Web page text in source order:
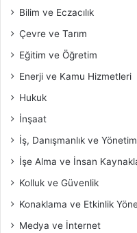
Bilim ve Eczacılık
Çevre ve Tarım
Eğitim ve Öğretim
Enerji ve Kamu Hizmetleri
Hukuk
İnşaat
İş, Danışmanlık ve Yönetim
İşe Alma ve İnsan
Kolluk ve Güvenlik
Konaklama ve Etkinlik
Medya ve İnternet